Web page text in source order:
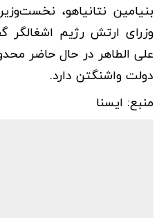
بنیامین نتانیاهو،
وزرای ارتش رژیم اشغالگر
علی الطاهر در حال حاضر
دولت واشنگتن دارد.
منبع: ایسنا